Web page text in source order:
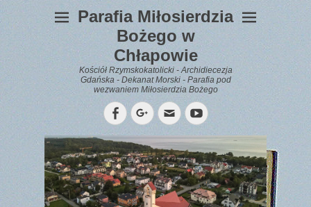
Parafia Miłosierdzia
Bożego w
Chłapowie
Kościół Rzymskokatolicki - Archidiecezja
Gdańska - Dekanat Morski - Parafia pod
wezwaniem Miłosierdzia Bożego
FacebookGoogleplus
EmailYouTube